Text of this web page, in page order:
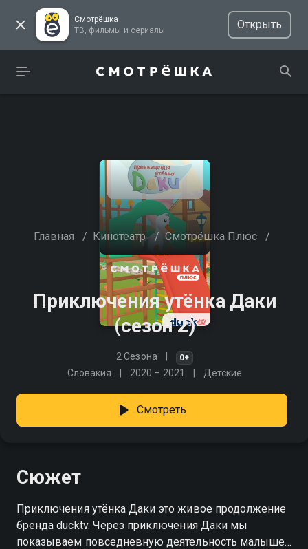
Смотрёшка
ТВ, фильмы и сериалы
Открыть
Главная / Кинотеатр / Смотрёшка Плюс /
Приключения утёнка Даки
(сезон 2)
2 Сезона 0+
Словакия 2020 – 2021 Детские
Смотреть
Сюжет
Приключения утёнка Даки это живое продолжение
бренда ducktv. Через приключения Даки мы
показываем повседневную деятельность малышей